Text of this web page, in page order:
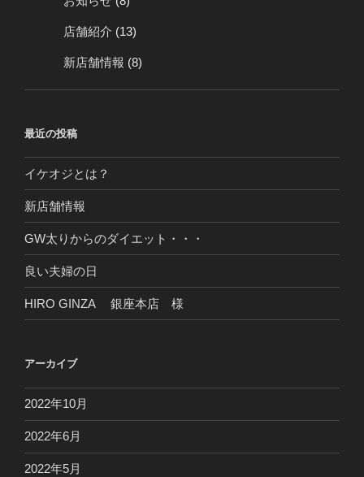
店舗紹介 (13)
新店舗情報 (8)
最近の投稿
イケオジとは？
新店舗情報
GW太りからのダイエット・・・
良い夫婦の日
HIRO GINZA 銀座本店 様
アーカイブ
2022年10月
2022年6月
2022年5月